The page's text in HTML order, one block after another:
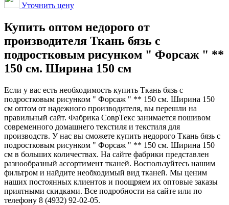
Уточнить цену
Купить оптом недорого от
производителя Ткань бязь с
подростковым рисунком " Форсаж " **
150 см. Ширина 150 см
Если у вас есть необходимость купить Ткань бязь с
подростковым рисунком " Форсаж " ** 150 см. Ширина 150
см оптом от надежного производителя, вы перешли на
правильный сайт. Фабрика СоврТекс занимается пошивом
современного домашнего текстиля и текстиля для
производств. У нас вы сможете купить недорого Ткань бязь с
подростковым рисунком " Форсаж " ** 150 см. Ширина 150
см в больших количествах. На сайте фабрики представлен
разнообразный ассортимент тканей. Воспользуйтесь нашим
фильтром и найдите необходимый вид тканей. Мы ценим
наших постоянных клиентов и поощряем их оптовые заказы
приятными скидками. Все подробности на сайте или по
телефону 8 (4932) 92-02-05.